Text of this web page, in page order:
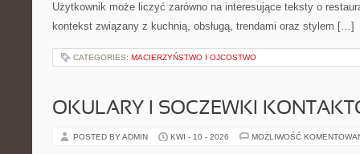
Użytkownik może liczyć zarówno na interesujące teksty o
kontekst związany z kuchnią, obsługą, trendami oraz stylem […]
CATEGORIES: MACIERZYŃSTWO I OJCOSTWO
OKULARY I SOCZEWKI
POSTED BY ADMIN KWI - 10 - 2026 MOŻLIWOŚĆ